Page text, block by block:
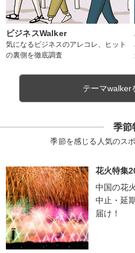
ビジネスWalker
気になるビジネスのアレコレ、ヒット
の裏側を徹底調査
テーマwalker
季節
季節を感じる人気のス
花火特集
中国の花
中止・延
届け！